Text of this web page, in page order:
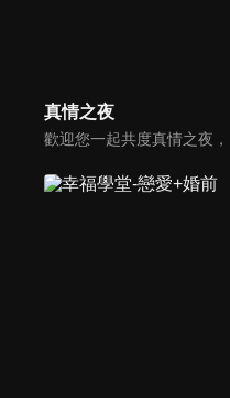
真情之夜